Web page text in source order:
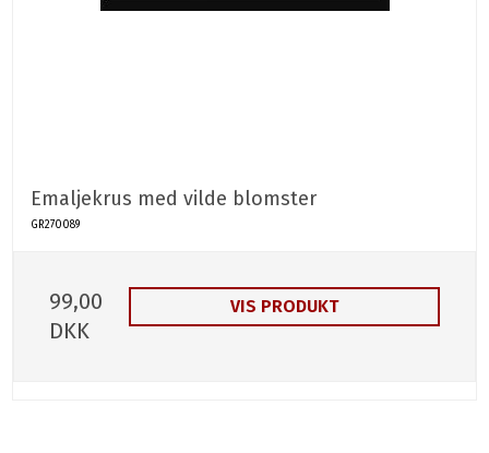
Emaljekrus med vilde blomster
GR270089
99,00
DKK
VIS PRODUKT